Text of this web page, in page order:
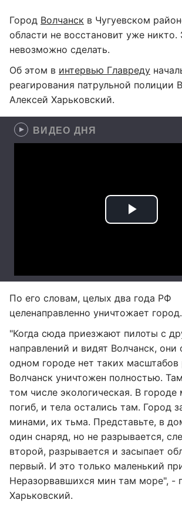
Город Волчанск в Чугуевском
области не восстановит уже никто.
невозможно сделать.
Об этом в интервью Главреду
реагирования патрульной полиции
Алексей Харьковский.
ВИДЕО ДНЯ
По его словам, целых два года РФ
целенаправленно уничтожает город.
"Когда сюда приезжают пилоты с
направлений и видят Волчанск, они
одном городе нет таких масштабов
Волчанск уничтожен полностью.
том числе экологическая. В городе
погиб, и тела остались там. Город
минами, их тьма. Представьте, в
один снаряд, но не разрывается,
второй, разрывается и засыпает
первый. И это только маленький
Неразорвавшихся мин там море", -
Харьковский.